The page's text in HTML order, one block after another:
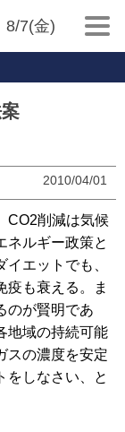
8/7(金)
2010/04/01
CO2削減は気候
ネルギー政策と
エットでも、
疫も衰える。ま
のが賢明であ
地域の持続可能
スの濃度を安定
をしなさい、と